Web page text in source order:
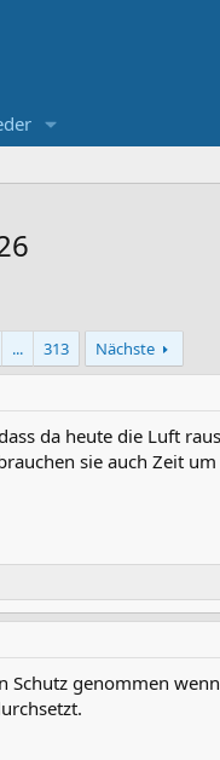
... 313 Nächste
da heute die Luft
sie auch Zeit
genommen